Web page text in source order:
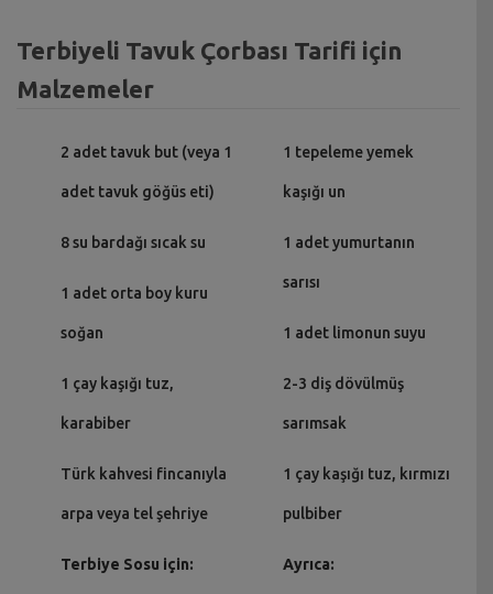
Terbiyeli Tavuk Çorbası Tarifi için
Malzemeler
2 adet tavuk but (veya 1
adet tavuk göğüs eti)
8 su bardağı sıcak su
1 adet orta boy kuru
soğan
1 çay kaşığı tuz,
karabiber
Türk kahvesi fincanıyla
arpa veya tel şehriye
Terbiye Sosu için:
1 tepeleme yemek
kaşığı un
1 adet yumurtanın
sarısı
1 adet limonun suyu
2-3 diş dövülmüş
sarımsak
1 çay kaşığı tuz, kırmızı
pulbiber
Ayrıca: